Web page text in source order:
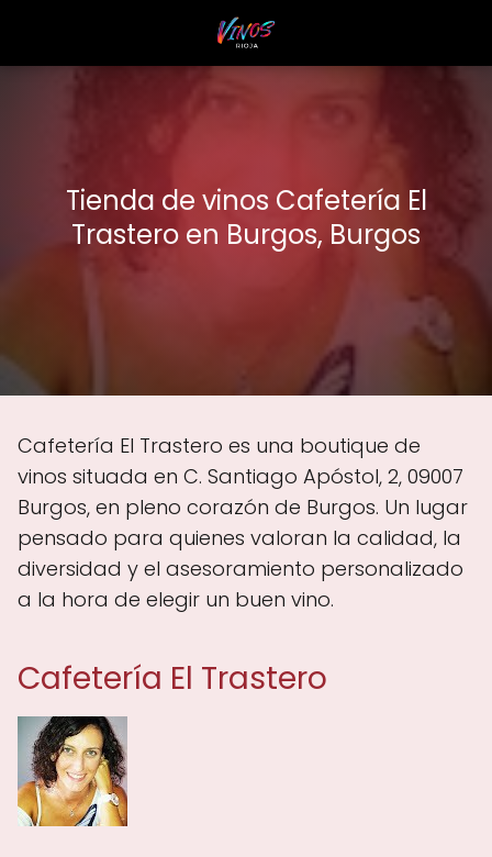
Tienda de vinos Cafetería El
Trastero en Burgos, Burgos
Cafetería El Trastero es una boutique de
vinos situada en C. Santiago Apóstol, 2, 09007
Burgos, en pleno corazón de Burgos. Un lugar
pensado para quienes valoran la calidad, la
diversidad y el asesoramiento personalizado
a la hora de elegir un buen vino.
Cafetería El Trastero